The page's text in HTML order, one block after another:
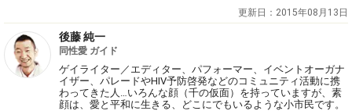
更新日： 2015年08月13日
後藤 純一
同性愛 ガイド
ゲイライター／エディター、パフォーマー、イベントオーガナ
イザー、パレードやHIV予防啓発などのコミュニティ活動に携
わってきた人…いろんな顔（千の仮面）を持っていますが、素
顔は、愛と平和に生きる、どこにでもいるような小市民です。